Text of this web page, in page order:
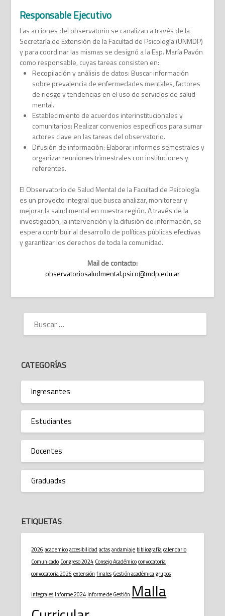
Responsable Ejecutivo
Las acciones del observatorio se canalizan a través de la
Secretaría de Extensión de la Facultad de Psicología (UNMDP)
y para coordinar las mismas se designó a la Esp. María Pavón
como responsable, cuyas tareas consisten en:
Recopilación y análisis de datos: Buscar información
sobre prevalencia de enfermedades mentales, factores
de riesgo y tendencias en el uso de servicios de salud
mental.
Establecimiento de acuerdos interinstitucionales y
comunitarios: Realizar convenios específicos para sumar
actores clave en las tareas del observatorio.
Difusión de información: Elaborar informes semestrales y
organizar reuniones trimestrales con instituciones y
referentes.
El Observatorio de Salud Mental de la Facultad de Psicología
es un proyecto integral que busca analizar, monitorear y
mejorar la salud mental en nuestra región. A través de la
investigación, la intervención y la difusión de información, se
espera contribuir al desarrollo de políticas públicas efectivas
y garantizar los derechos de toda la comunidad.
Mail de contacto:
observatoriosaludmental.psico@mdp.edu.ar
BUSCAR:
CATEGORÍAS
Ingresantes
Estudiantes
Docentes
Graduadxs
ETIQUETAS
2026 academico accesibilidad actas andamiaje bibliografía calendario
Comunicado Congreso 2024 Consejo Académico convocatoria
convocatoria 2026 extensión finales Gestión académica grupos
integrales Informe 2024 Informe de Gestión Malla